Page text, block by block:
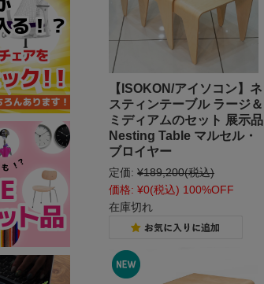
【ISOKON/アイソコン】ネ
スティンテーブル ラージ＆
ミディアムのセット 展示品
Nesting Table マルセル・
ブロイヤー
定価: ¥189,200(税込)
価格: ¥0(税込) 100%OFF
在庫切れ